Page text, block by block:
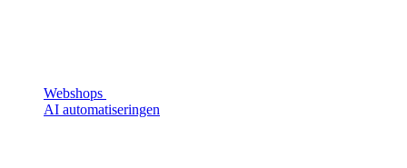
Webshops
AI automatiseringen